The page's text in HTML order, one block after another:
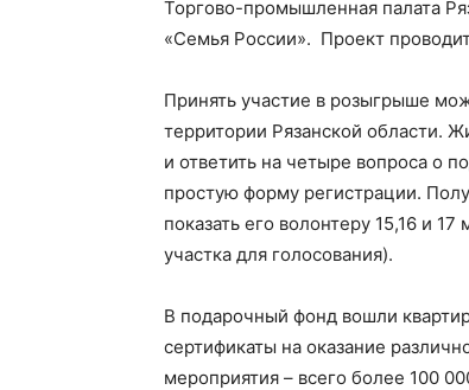
Торгово-промышленная палата
«Семья России». Проект
Принять участие в розыгрыше
территории Рязанской области.
и ответить на четыре вопроса о
простую форму регистрации.
показать его волонтеру 15,16 и
участка для голосования).
В подарочный фонд вошли
сертификаты на оказание
мероприятия – всего более 100